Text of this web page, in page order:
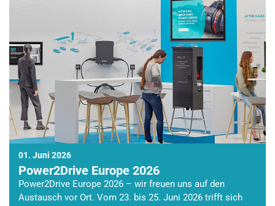
01. Juni 2026
Power2Drive Europe 2026
Power2Drive Europe 2026 – wir freuen uns auf den
Austausch vor Ort. Vom 23. bis 25. Juni 2026 trifft sich